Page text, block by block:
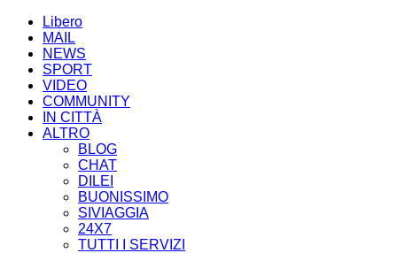
Libero
MAIL
NEWS
SPORT
VIDEO
COMMUNITY
IN CITTÀ
ALTRO
BLOG
CHAT
DILEI
BUONISSIMO
SIVIAGGIA
24X7
TUTTI I SERVIZI